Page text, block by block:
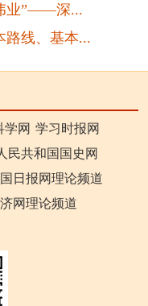
业”——深...
路线、基本...
学网 学习时报网
民共和国国史网
日报网理论频道
网理论频道